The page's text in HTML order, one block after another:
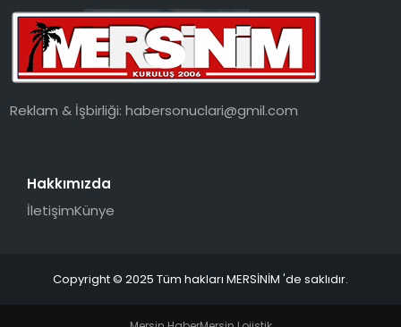
Reklam & İşbirliği:habersonuclari@gmil.com
Hakkımızda
İletişimKünye
Copyright © 2025 Tüm hakları MERSİNİM 'de saklıdır.